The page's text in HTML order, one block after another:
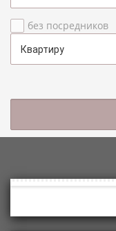
без посредников